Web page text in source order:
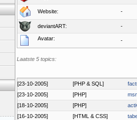
Website: -
deviantART: -
Avatar: -
Laatste 5 topics:
[23-10-2005] [PHP & SQL]
[23-10-2005]
[PHP]
[18-10-2005]
[PHP]
[16-10-2005]
[HTML & CSS]